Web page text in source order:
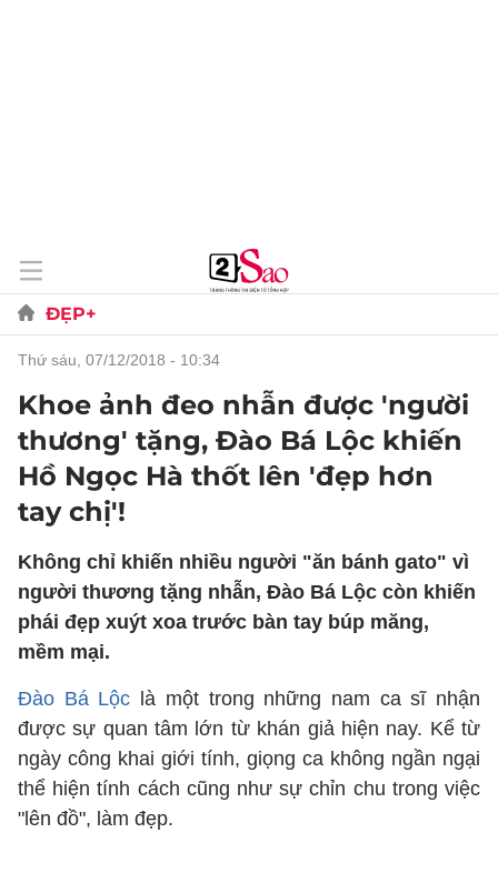
ĐẸP+
thứ sáu, 07/12/2018 - 10:34
Khoe ảnh đeo nhẫn được 'người
thương' tặng, Đào Bá Lộc khiến
Hồ Ngọc Hà thốt lên 'đẹp hơn
tay chị'!
Không chỉ khiến nhiều người "ăn bánh gato" vì
người thương tặng nhẫn, Đào Bá Lộc còn khiến
phái đẹp xuýt xoa trước bàn tay búp măng,
mềm mại.
Đào Bá Lộc là một trong những nam ca sĩ nhận
được sự quan tâm lớn từ khán giả hiện nay. Kể từ
ngày công khai giới tính, giọng ca không ngần ngại
thể hiện tính cách cũng như sự chỉn chu trong việc
"lên đồ", làm đẹp.